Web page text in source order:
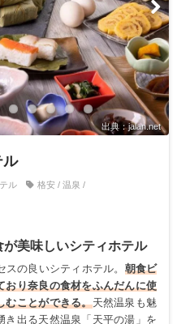
出典：jalan.net
ル
テル 格安 / 温泉 /
美味しいシティホテル
の良いシティホテル。 朝食ビ
おり奈良の食材をふんだんに使
むことができる。天然温泉も魅
き出る天然温泉「天平の湯」を